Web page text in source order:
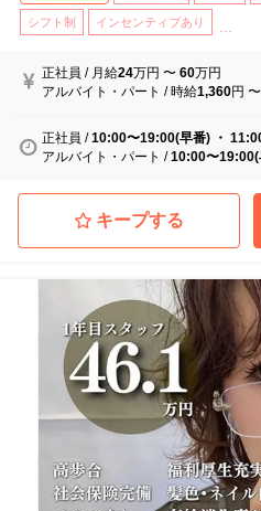
シフト制 インセンティブあり
正社員 / 月給24万円 〜60万円
アルバイト・パート /時給1,360円
正社員 /10:00〜19:00(早番) ・
アルバイト・パート /10:00〜
キープする